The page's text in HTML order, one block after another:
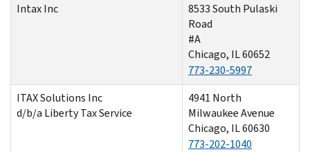
Intax Inc
8533 South Pulaski
Road
#A
Chicago, IL 60652
773-230-5997
ITAX Solutions Inc
d/b/a Liberty Tax Service
4941 North
Milwaukee Avenue
Chicago, IL 60630
773-202-1040